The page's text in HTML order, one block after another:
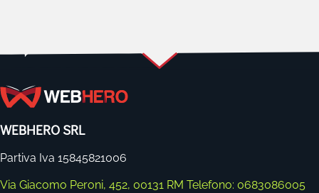
WEBHERO SRL
Partiva Iva 15845821006
Via Giacomo Peroni, 452, 00131 RM Telefono: 0683086005